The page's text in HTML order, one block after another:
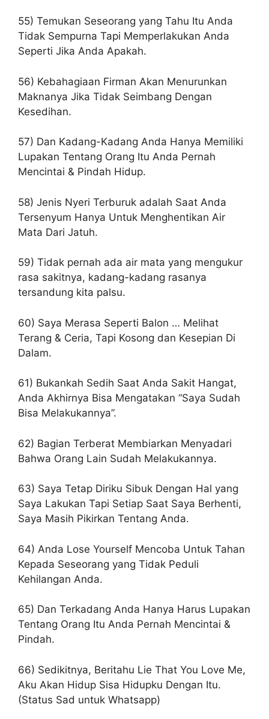
55) Temukan Seseorang yang Tahu Itu Anda
Tidak Sempurna Tapi Memperlakukan Anda
Seperti Jika Anda Apakah.
56) Kebahagiaan Firman Akan Menurunkan
Maknanya Jika Tidak Seimbang Dengan
Kesedihan.
57) Dan Kadang-Kadang Anda Hanya Memiliki
Lupakan Tentang Orang Itu Anda Pernah
Mencintai & Pindah Hidup.
58) Jenis Nyeri Terburuk adalah Saat Anda
Tersenyum Hanya Untuk Menghentikan Air
Mata Dari Jatuh.
59) Tidak pernah ada air mata yang mengukur
rasa sakitnya, kadang-kadang rasanya
tersandung kita palsu.
60) Saya Merasa Seperti Balon … Melihat
Terang & Ceria, Tapi Kosong dan Kesepian Di
Dalam.
61) Bukankah Sedih Saat Anda Sakit Hangat,
Anda Akhirnya Bisa Mengatakan “Saya Sudah
Bisa Melakukannya”.
62) Bagian Terberat Membiarkan Menyadari
Bahwa Orang Lain Sudah Melakukannya.
63) Saya Tetap Diriku Sibuk Dengan Hal yang
Saya Lakukan Tapi Setiap Saat Saya Berhenti,
Saya Masih Pikirkan Tentang Anda.
64) Anda Lose Yourself Mencoba Untuk Tahan
Kepada Seseorang yang Tidak Peduli
Kehilangan Anda.
65) Dan Terkadang Anda Hanya Harus Lupakan
Tentang Orang Itu Anda Pernah Mencintai &
Pindah.
66) Sedikitnya, Beritahu Lie That You Love Me,
Aku Akan Hidup Sisa Hidupku Dengan Itu.
(Status Sad untuk Whatsapp)